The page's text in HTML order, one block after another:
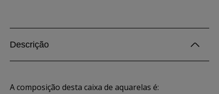
Descrição
A composição desta caixa de aquarelas é: